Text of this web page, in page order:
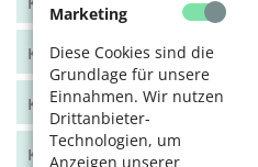
Marketing
Diese Cookies sind die
Grundlage für unsere
Einnahmen. Wir nutzen
Drittanbieter-
Technologien, um
Anzeigen unserer
KölnerLeben Okt/Nov 19
KölnerLeben Aug/Sept 2019
KölnerLeben Juni/Juli 2019